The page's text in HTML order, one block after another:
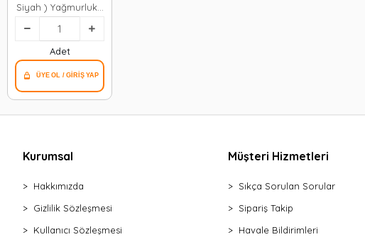
Siyah ) Yağmurluk (
Kapüşonlu ) (
Fermuarlı ) ( Rüzgar
& Suya Dayanıklı ) (
Standart Beden )*75
Adet
Kurumsal
Hakkımızda
Gizlilik Sözleşmesi
Kullanıcı Sözleşmesi
Müşteri Hizmetleri
Sıkça Sorulan Sorular
Sipariş Takip
Havale Bildirimleri